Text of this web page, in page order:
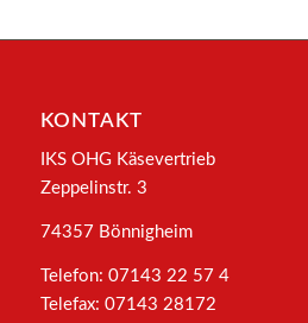
KONTAKT
IKS OHG Käsevertrieb
Zeppelinstr. 3
74357 Bönnigheim
Telefon: 07143 22 57 4
Telefax: 07143 28172